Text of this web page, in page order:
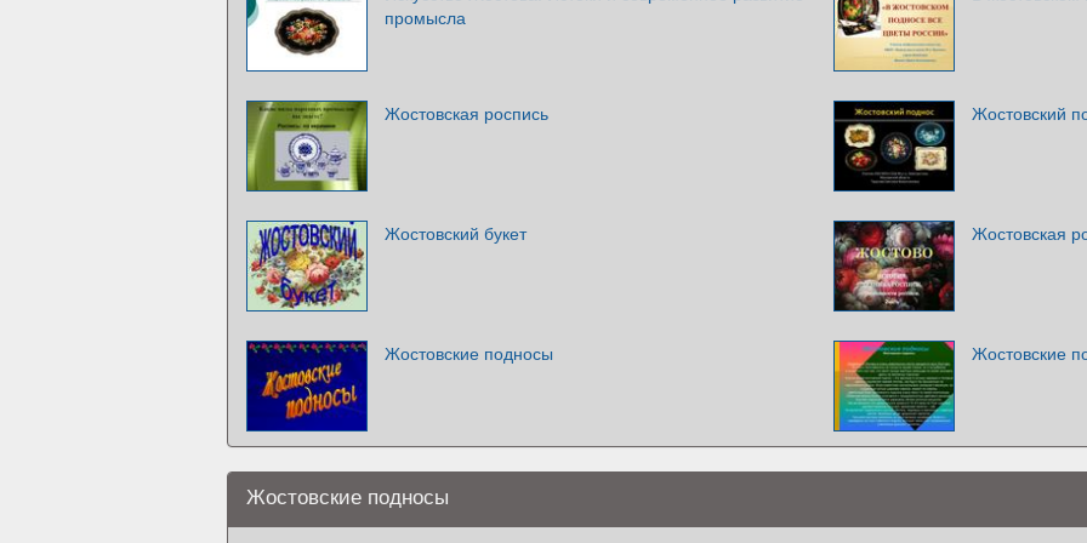
промысла
Жостовская роспись Жостовский
Жостовский букет Жостовская
Жостовские подносы Жостовские
Жостовские подносы